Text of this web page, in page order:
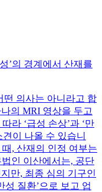
’의 경계에서 산재를
떤 의사는 아니라고 합
의 MRI 영상을 두고
라 ‘급성 손상’과 ‘만
이 나올 수 있습니
, 산재의 인정 여부는
인 이산에서는, 공단
만, 최종 심의 기구인
성 질환’으로 보고 업